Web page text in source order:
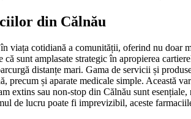
din Călnău
cotidiană a comunității, oferind nu doar
sunt amplasate strategic în apropierea
distanțe mari. Gama de servicii și
și aparate medicale simple. Această
extins sau non-stop din Călnău sunt
de lucru poate fi imprevizibil, aceste